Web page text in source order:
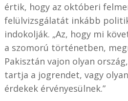
értik, hogy az októberi
felülvizsgálatát inkább
indokolják. „Az, hogy mi
a szomorú történetben,
Pakisztán vajon olyan
tartja a jogrendet, vagy
érdekek érvényesülnek.”